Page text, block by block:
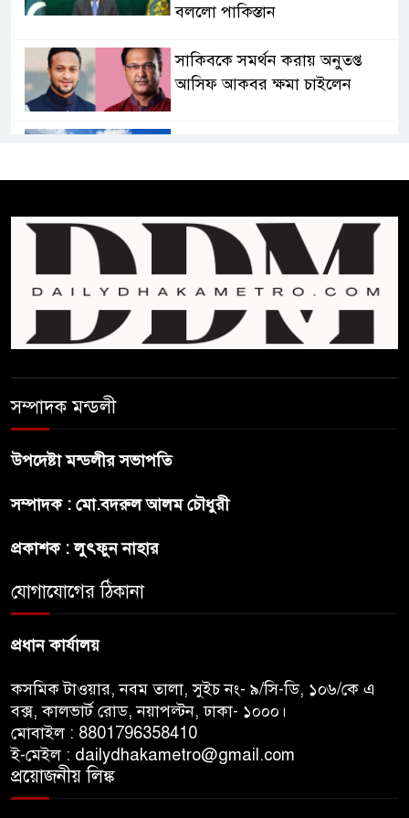
বললো পাকিস্তান
সাকিবকে সমর্থন করায় অনুতপ্ত
আসিফ আকবর ক্ষমা চাইলেন
প্রথম শ্রেণি ছাড়া অন্য সব শ্রেণিতে
হবে ভর্তি পরীক্ষা: শিক্ষা মন্ত্রণালয়
কাউকে অসম্মান করতে নয়,
জনগনের অধিকার আদায়ে এসেছিঃ
জামাতের আমির
বন্ধুত্ব : ব্রেট লি
সম্পাদক মন্ডলী
উপদেষ্টা মন্ডলীর সভাপতি
সম্পাদক : মো.বদরুল আলম চৌধুরী
প্রকাশক : লুৎফুন নাহার
যোগাযোগের ঠিকানা
প্রধান কার্যালয়
কসমিক টাওয়ার, নবম তালা, সুইচ নং- ৯/সি-ডি, ১০৬/কে এ
বক্স, কালভার্ট রোড, নয়াপল্টন, ঢাকা- ১০০০।
মোবাইল : 8801796358410
ই-মেইল : dailydhakametro@gmail.com
প্রয়োজনীয় লিঙ্ক